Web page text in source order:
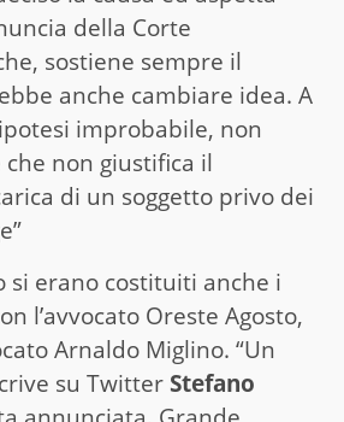
della Corte
sostiene sempre il
anche cambiare idea. A
improbabile, non
non giustifica il
di un soggetto privo dei
si erano costituiti anche i
l’avvocato Oreste Agosto,
Arnaldo Miglino. “Un
su Twitter Stefano